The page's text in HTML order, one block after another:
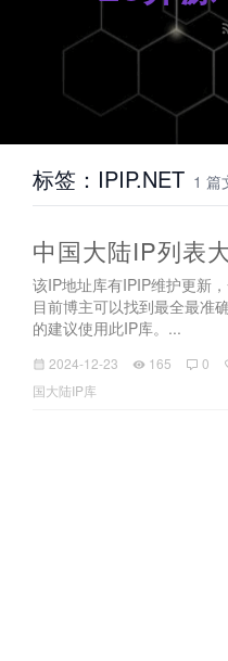
标签：IPIP.NET 1 篇
中国大陆IP列表
该IP地址库有IPIP维护更新
目前博主可以找到最全最准
的建议使用此IP库。...
2024-12-23 165 0
国大陆IP库